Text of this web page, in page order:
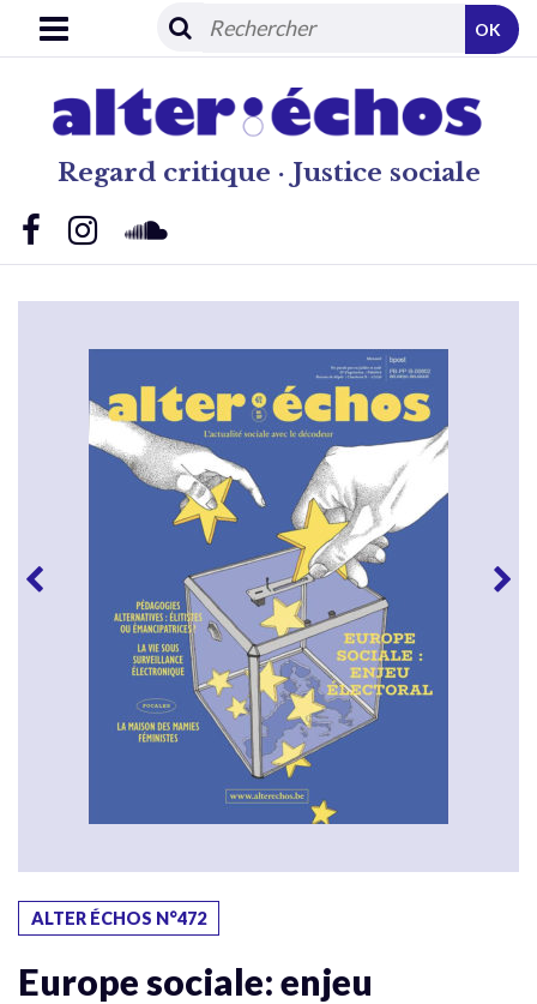
Regard critique · Justice sociale
OK
ALTER ÉCHOS N°472
Europe sociale: enjeu